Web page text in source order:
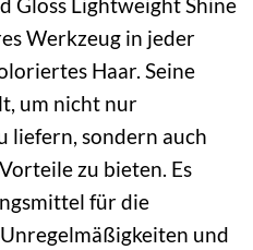
Gloss Lightweight Shine
Werkzeug in jeder
Haar. Seine
um nicht nur
liefern, sondern auch
zu bieten. Es
für die
und